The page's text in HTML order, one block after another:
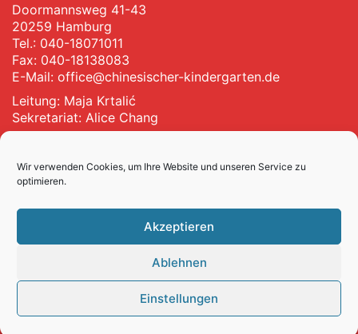
Wir verwenden Cookies, um Ihre Website und unseren Service zu
optimieren.
Akzeptieren
Ablehnen
Einstellungen
Doormannsweg 41-43
20259 Hamburg
Tel.: 040-18071011
Fax: 040-18138083
E-Mail: office@chinesischer-kindergarten.de
Leitung: Maja Krtalić
Sekretariat: Alice Chang
Impressum
Datenschutz
Ein Bildungsangebot der